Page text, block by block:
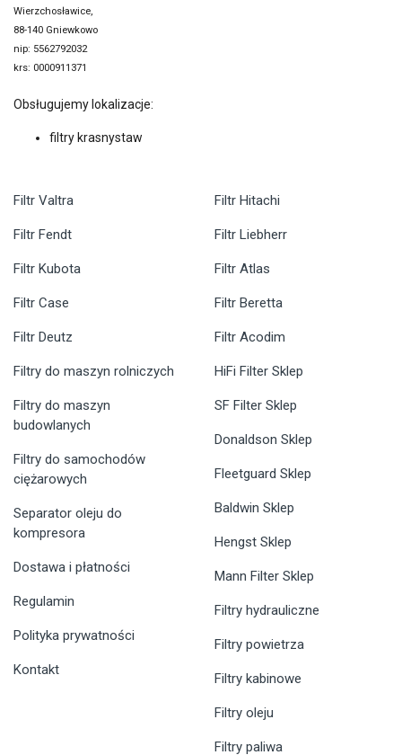
Wierzchosławice,
88-140 Gniewkowo
nip: 5562792032
krs: 0000911371
Obsługujemy lokalizacje:
filtry krasnystaw
Filtr Valtra
Filtr Fendt
Filtr Kubota
Filtr Case
Filtr Deutz
Filtr Hitachi
Filtr Liebherr
Filtr Atlas
Filtr Beretta
Filtr Acodim
Filtry do maszyn rolniczych
Filtry do maszyn
budowlanych
Filtry do samochodów
ciężarowych
Separator oleju do
kompresora
Dostawa i płatności
Regulamin
Polityka prywatności
Kontakt
HiFi Filter Sklep
SF Filter Sklep
Donaldson Sklep
Fleetguard Sklep
Baldwin Sklep
Hengst Sklep
Mann Filter Sklep
Filtry hydrauliczne
Filtry powietrza
Filtry kabinowe
Filtry oleju
Filtry paliwa